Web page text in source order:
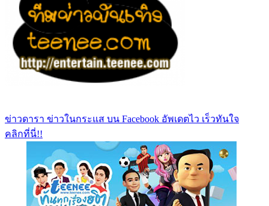
ข่าวดารา ข่าวในกระแส บน Facebook อัพเดตไว เร็วทันใจ
คลิกที่นี่!!